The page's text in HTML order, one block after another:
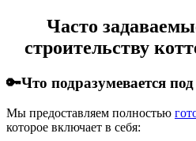
Часто
строительству
🔑Что подразумевается
Мы предоставляем полностью
которое включает в себя: